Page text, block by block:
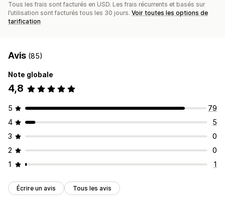
Tous les frais sont facturés en USD. Les frais récurrents et basés sur
l’utilisation sont facturés tous les 30 jours. Voir toutes les options de
tarification
Avis (85)
Note globale
4,8
5
79
4
5
3
0
2
0
1
1
Écrire un avis Tous les avis